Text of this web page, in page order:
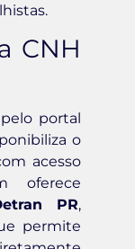
CNH
portal
o
acesso
oferece
PR,
permite